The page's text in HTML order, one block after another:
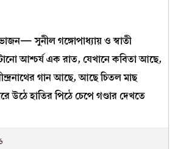
সুনীল গঙ্গোপাধ্যায় ও স্বাতী
আশ্চর্য এক রাত, যেখানে কবিতা আছে,
গান আছে, আছে চিতল মাছ
উঠে হাতির পিঠে চেপে গণ্ডার দেখতে